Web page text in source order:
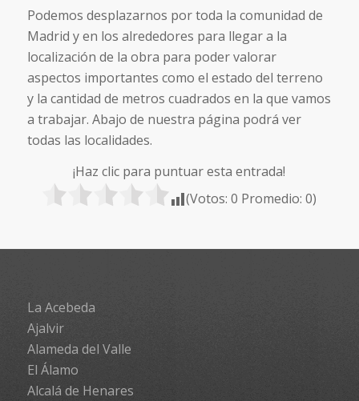
Podemos desplazarnos por toda la comunidad de
Madrid y en los alrededores para llegar a la
localización de la obra para poder valorar
aspectos importantes como el estado del terreno
y la cantidad de metros cuadrados en la que vamos
a trabajar. Abajo de nuestra página podrá ver
todas las localidades.
¡Haz clic para puntuar esta entrada!
(Votos:0 Promedio:0)
La Acebeda
Ajalvir
Alameda del Valle
El Álamo
Alcalá de Henares